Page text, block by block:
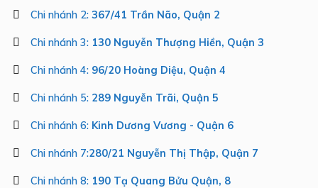
Chi nhánh 2: 367/41 Trần Não, Quận 2
Chi nhánh 3: 130 Nguyễn Thượng Hiền, Quận 3
Chi nhánh 4: 96/20 Hoàng Diệu, Quận 4
Chi nhánh 5: 289 Nguyễn Trãi, Quận 5
Chi nhánh 6: Kinh Dương Vương - Quận 6
Chi nhánh 7:280/21 Nguyễn Thị Thập, Quận 7
Chi nhánh 8: 190 Tạ Quang Bửu Quận, 8